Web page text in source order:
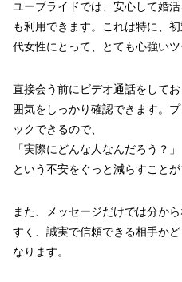
ユーブライドでは、安心して婚
も利用できます。これは特に、
代女性にとって、とても心強いツ
直接会う前にビデオ通話をして
囲気をしっかり確認できます。
ックできるので、
「実際にどんな人なんだろう？」
という不安をぐっと減らすことが
また、メッセージだけでは分か
すく、誠実で信頼できる相手か
なります。